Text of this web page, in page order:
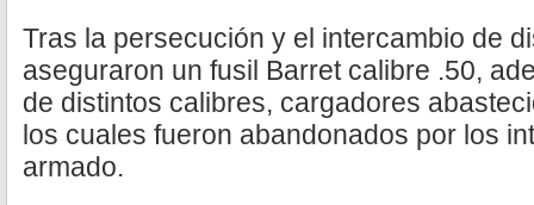
Tras la persecución y el intercambio de
aseguraron un fusil Barret calibre .50,
de distintos calibres, cargadores
los cuales fueron abandonados por los
armado.